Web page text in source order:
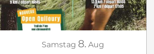
Samstag 8. Aug